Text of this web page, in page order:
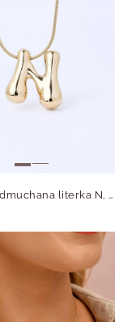
Naszyjnik dmuchana literka N, stal pozłacana S312128Z00